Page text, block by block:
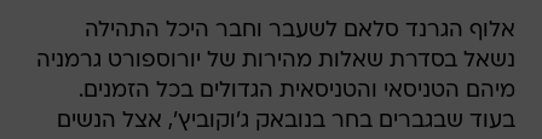
אלוף הגרנד סלאם לשעבר וחבר היכל התהילה
נשאל בסדרת שאלות מהירות של יורוספורט גרמניה
מיהם הטניסאי והטניסאית הגדולים בכל הזמנים.
בעוד שבגברים בחר בנובאק ג'וקוביץ', אצל הנשים